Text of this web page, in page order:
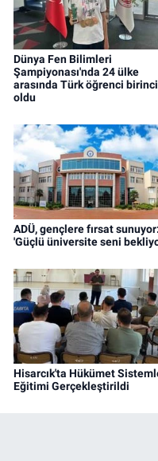
Dünya Fen Bilimleri
Şampiyonası'nda 24 ülke
arasında Türk öğrenci birinci
oldu
ADÜ, gençlere fırsat sunuyor:
'Güçlü üniversite seni
Hisarcık'ta Hükümet
Eğitimi Gerçekleştirildi